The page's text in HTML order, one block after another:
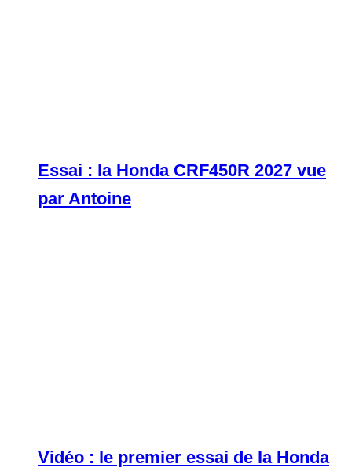
Essai : la Honda CRF450R 2027 vue
par Antoine
Vidéo : le premier essai de la Honda